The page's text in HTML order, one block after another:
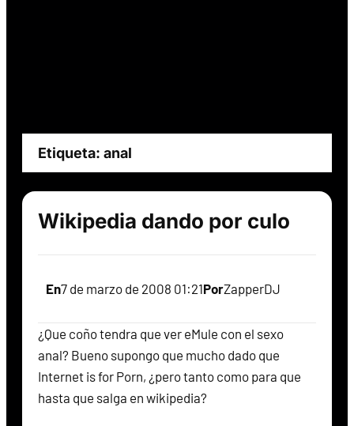
Etiqueta: anal
Wikipedia dando por culo
En7 de marzo de 2008 01:21PorZapperDJ
¿Que coño tendra que ver eMule con el sexo
anal? Bueno supongo que mucho dado que
Internet is for Porn, ¿pero tanto como para que
hasta que salga en wikipedia?